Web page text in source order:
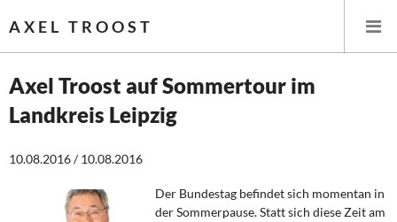
AXEL TROOST
Startseite
Themen
Leitlinien linker Wirtschafts- und Finanzpolitik
Axel Troost auf Sommertour im
Landkreis Leipzig
10.08.2016 / 10.08.2016
Der Bundestag befindet sich momentan in
der Sommerpause. Statt sich diese Zeit am